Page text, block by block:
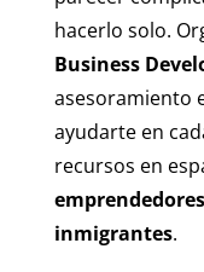
hacerlo solo.
Business
asesoramiento
ayudarte en
recursos en
inmigrantes.